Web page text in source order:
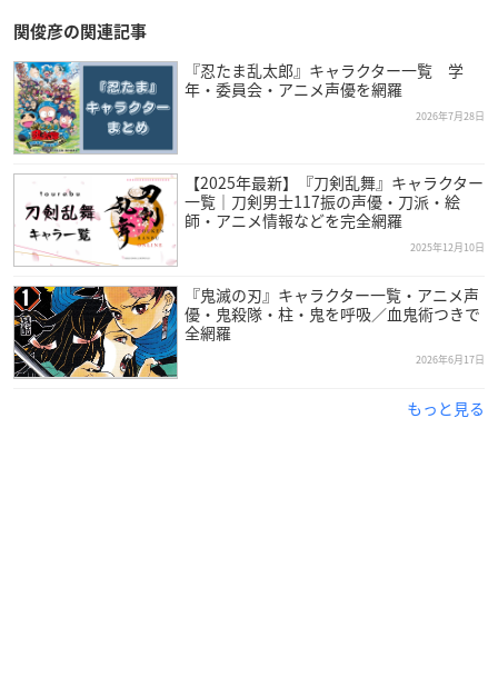
関俊彦の関連記事
『忍たま乱太郎』キャラクター一覧 学
年・委員会・アニメ声優を網羅
2026年7月28日
【2025年最新】『刀剣乱舞』キャラクター
一覧｜刀剣男士117振の声優・刀派・絵
師・アニメ情報などを完全網羅
2025年12月10日
『鬼滅の刃』キャラクター一覧・アニメ声
優・鬼殺隊・柱・鬼を呼吸／血鬼術つきで
全網羅
2026年6月17日
もっと見る